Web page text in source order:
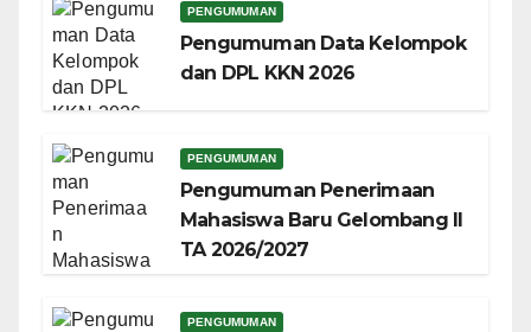
PENGUMUMAN
Pengumuman Data Kelompok
dan DPL KKN 2026
PENGUMUMAN
Pengumuman Penerimaan
Mahasiswa Baru Gelombang II
TA 2026/2027
PENGUMUMAN